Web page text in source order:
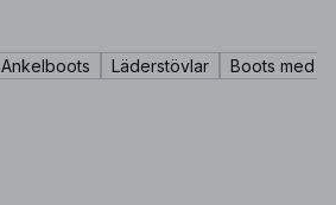
Ankelboots Läderstövlar Boots med